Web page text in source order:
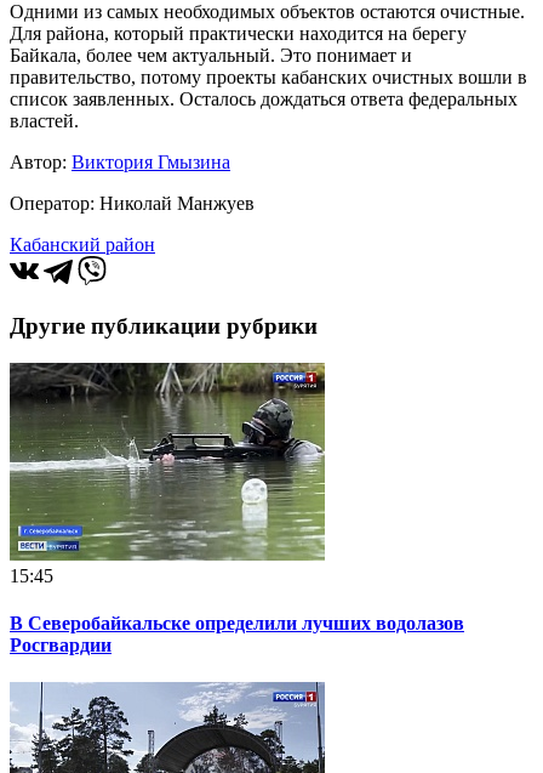
Одними из самых необходимых объектов остаются очистные.
Для района, который практически находится на берегу
Байкала, более чем актуальный. Это понимает и
правительство, потому проекты кабанских очистных вошли в
список заявленных. Осталось дождаться ответа федеральных
властей.
Автор: Виктория Гмызина
Оператор: Николай Манжуев
Кабанский район
Другие публикации рубрики
15:45
В Северобайкальске определили лучших водолазов
Росгвардии